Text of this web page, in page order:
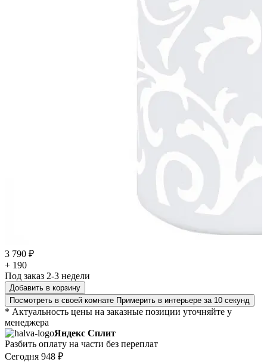
3 790 ₽
+ 190
Под заказ 2-3 недели
Добавить в корзину
Посмотреть в своей комнате Примерить в интерьере за 10 секунд
* Актуальность цены на заказные позиции уточняйте у
менеджера
Яндекс Сплит
Разбить оплату на части без переплат
Сегодня 948 ₽